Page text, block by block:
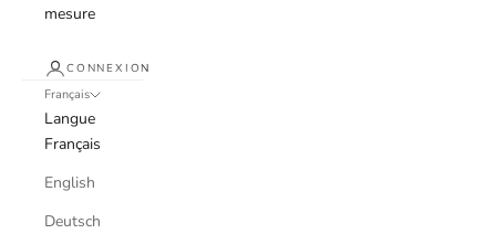
mesure
CONNEXION
Français
Langue
Français
English
Deutsch